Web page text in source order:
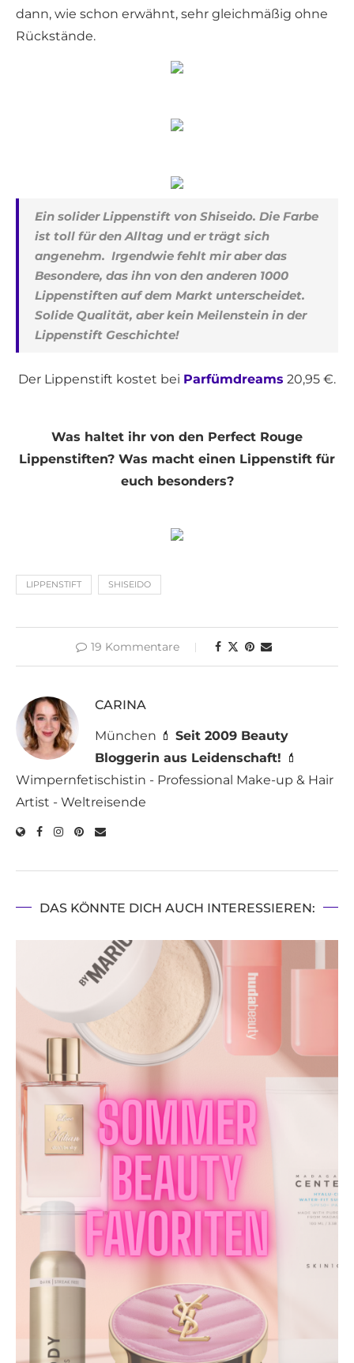
dann, wie schon erwähnt, sehr gleichmäßig ohne
Rückstände.
Ein solider Lippenstift von Shiseido. Die Farbe
ist toll für den Alltag und er trägt sich
angenehm. Irgendwie fehlt mir aber das
Besondere, das ihn von den anderen 1000
Lippenstiften auf dem Markt unterscheidet.
Solide Qualität, aber kein Meilenstein in der
Lippenstift Geschichte!
Der Lippenstift kostet bei Parfümdreams 20,95 €.
Was haltet ihr von den Perfect Rouge
Lippenstiften? Was macht einen Lippenstift für
euch besonders?
LIPPENSTIFT SHISEIDO
19 Kommentare
CARINA
München 💄 Seit 2009 Beauty
Bloggerin aus Leidenschaft! 💄
Wimpernfetischistin - Professional Make-up & Hair
Artist - Weltreisende
DAS KÖNNTE DICH AUCH INTERESSIEREN: